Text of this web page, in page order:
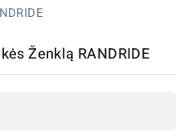
Ženklą RANDRIDE